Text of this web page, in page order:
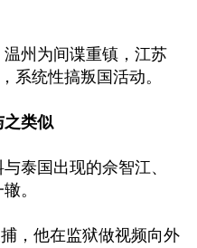
州为间谍重镇，江苏
系统性搞叛国活动。
之类似
泰国出现的佘智江、
。
，他在监狱做视频向外